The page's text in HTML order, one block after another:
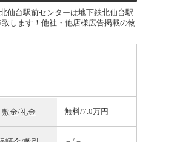
仙台駅前センターは地下鉄北仙台駅
します！他社・他店様広告掲載の物
敷金/礼金 無料/7.0万円